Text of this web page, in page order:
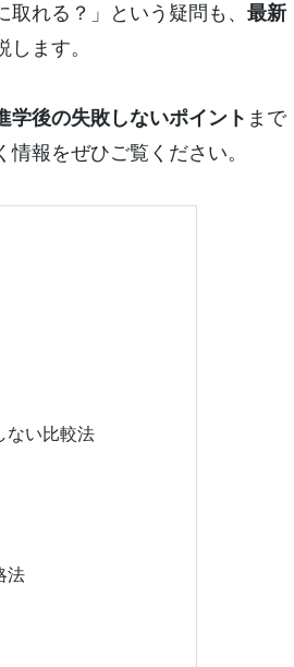
れる？」という疑問も、 最新
します。
学後の失敗しないポイント まで
報をぜひご覧ください。
ない比較法
法